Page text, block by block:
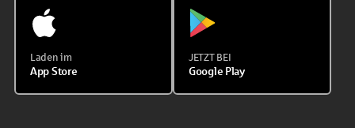
Laden im
App Store
JETZT BEI
Google Play